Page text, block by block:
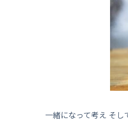
一緒になって考え そ